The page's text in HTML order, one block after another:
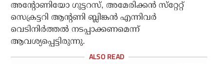
അന്റോണിയോ ഗുട്ടറസ്, അമേരിക്കന്‍ സ്‌റ്റേറ്റ്
സെക്രട്ടറി ആന്റണി ബ്ലിങ്കന്‍ എന്നിവര്‍
വെടിനിര്‍ത്തല്‍ നടപ്പാക്കണമെന്ന്
ആവശ്യപ്പെട്ടിരുന്നു.